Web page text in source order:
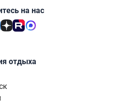
на нас
отдыха